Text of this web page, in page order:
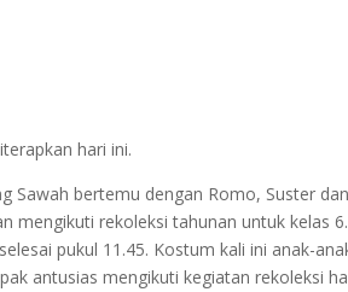
hari ini.
Sawah bertemu dengan Romo, Suster dan
mengikuti rekoleksi tahunan untuk kelas 6.
pukul 11.45. Kostum kali ini anak-
antusias mengikuti kegiatan rekoleksi